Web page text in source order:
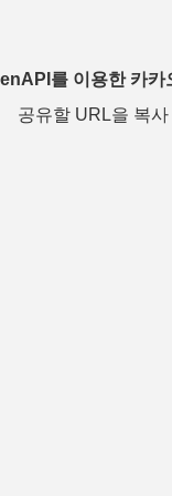
를 이용한 카카
공유할 URL을 복